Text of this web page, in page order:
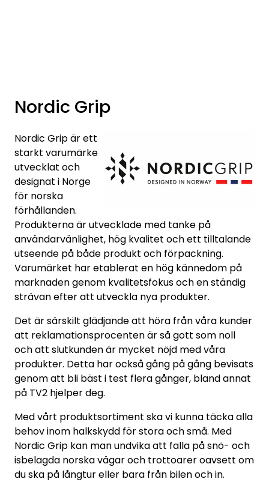
Nordic Grip
Nordic Grip är ett
starkt varumärke
utvecklat och
designat i Norge
för norska
förhållanden.
Produkterna är utvecklade med tanke på
användarvänlighet, hög kvalitet och ett tilltalande
utseende på både produkt och förpackning.
Varumärket har etablerat en hög kännedom på
marknaden genom kvalitetsfokus och en ständig
strävan efter att utveckla nya produkter.
Det är särskilt glädjande att höra från våra kunder
att reklamationsprocenten är så gott som noll
och att slutkunden är mycket nöjd med våra
produkter. Detta har också gång på gång bevisats
genom att bli bäst i test flera gånger, bland annat
på TV2 hjelper deg.
Med vårt produktsortiment ska vi kunna täcka alla
behov inom halkskydd för stora och små. Med
Nordic Grip kan man undvika att falla på snö- och
isbelagda norska vägar och trottoarer oavsett om
du ska på långtur eller bara från bilen och in.
Mediaportalen